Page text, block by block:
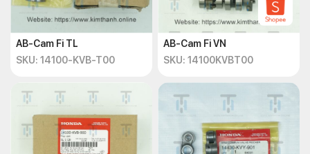
AB-Cam Fi TL
SKU: 14100-KVB-T00
AB-Cam Fi VN
SKU: 14100KVBT00